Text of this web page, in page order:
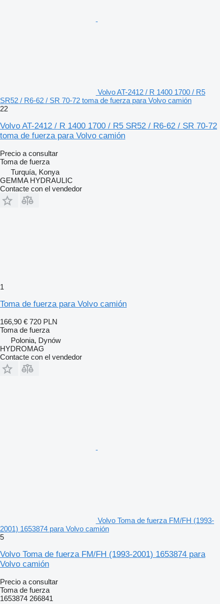
Volvo AT-2412 / R 1400 1700 / R5
SR52 / R6-62 / SR 70-72 toma de fuerza para Volvo camión
22
Volvo AT-2412 / R 1400 1700 / R5 SR52 / R6-62 / SR 70-72
toma de fuerza para Volvo camión
Precio a consultar
Toma de fuerza
Turquía, Konya
GEMMA HYDRAULIC
Contacte con el vendedor
1
Toma de fuerza para Volvo camión
166,90 € 720 PLN
Toma de fuerza
Polonia, Dynów
HYDROMAG
Contacte con el vendedor
Volvo Toma de fuerza FM/FH (1993-
2001) 1653874 para Volvo camión
5
Volvo Toma de fuerza FM/FH (1993-2001) 1653874 para
Volvo camión
Precio a consultar
Toma de fuerza
1653874 266841